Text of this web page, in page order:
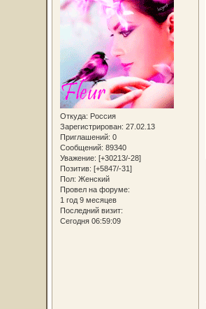
Откуда: Россия
Зарегистрирован: 27.02.13
Приглашений: 0
Сообщений: 89340
Уважение: [+30213/-28]
Позитив: [+5847/-31]
Пол: Женский
Провел на форуме:
1 год 9 месяцев
Последний визит:
Сегодня 06:59:09